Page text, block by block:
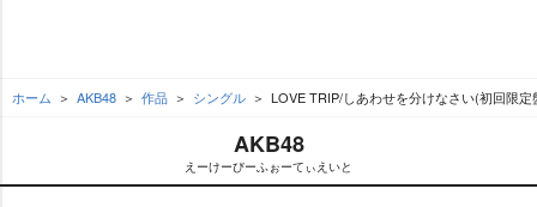
ホーム AKB48 作品 シングル LOVE TRIP/しあわせを分けなさい(初回限定
AKB48
えーけーびーふぉーてぃえいと